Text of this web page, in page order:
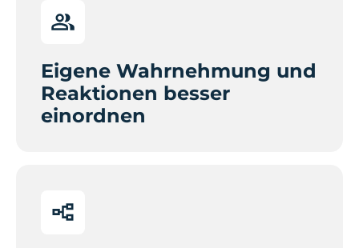
Eigene Wahrnehmung und
Reaktionen besser
einordnen